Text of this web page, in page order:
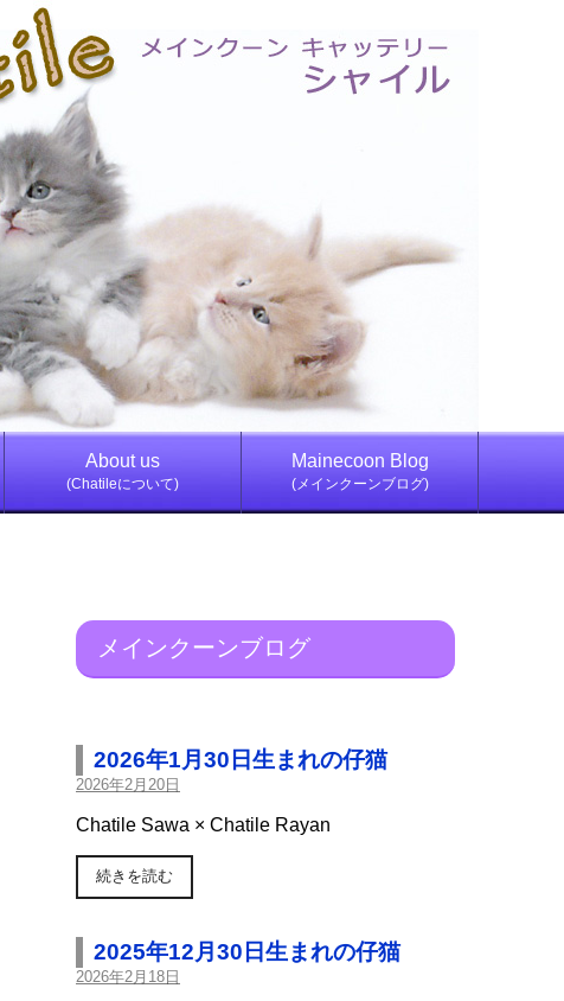
About us
(Chatileについて)
Mainecoon Blog
(メインクーンブログ)
メインクーンブログ
2026年1月30日生まれの仔猫
2026年2月20日
Chatile Sawa × Chatile Rayan
続きを読む
2025年12月30日生まれの仔猫
2026年2月18日